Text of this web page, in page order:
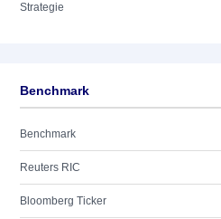
Strategie
Benchmark
Benchmark
Reuters RIC
Bloomberg Ticker